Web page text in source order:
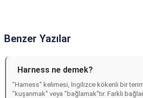
Benzer Yazılar
Harness ne demek?
"Harness" kelimesi, İngilizce kökenli bir
"kuşanmak" veya "bağlamak"tır. Farklı